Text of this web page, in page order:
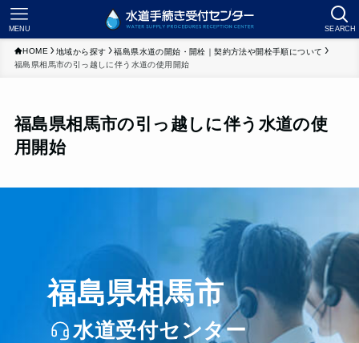
SEARCH
MENU
HOME 地域から探す
福島県水道の開始・開栓｜契約方法や開栓手順について
福島県相馬市の引っ越しに伴う水道の使用開始
福島県相馬市の引っ越しに伴う水道の使
用開始
福島県相馬市
水道受付センター